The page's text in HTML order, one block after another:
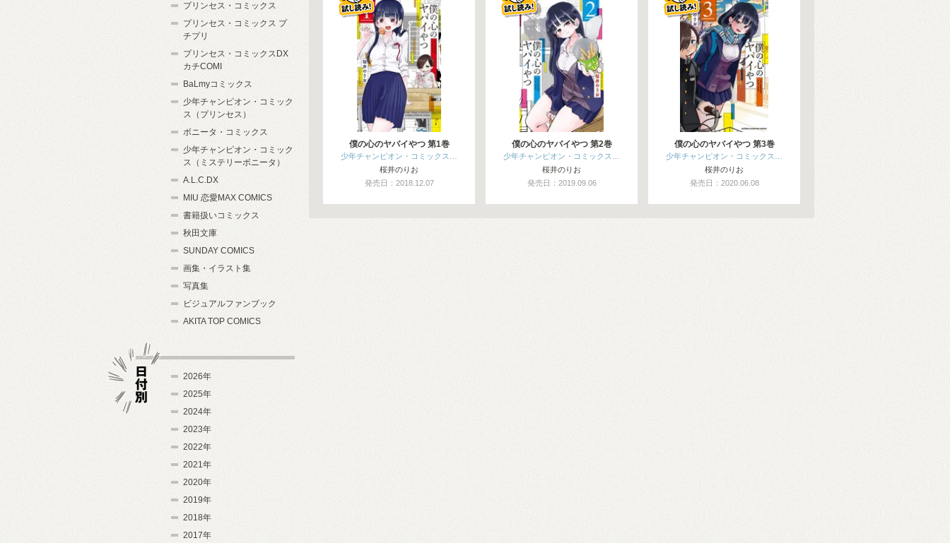
僕の心のヤバイやつ 第1巻
少年チャンピオン・コミックス…
桜井のりお
発売日：2018.12.07
僕の心のヤバイやつ 第2巻
少年チャンピオン・コミックス…
桜井のりお
発売日：2019.09.06
僕の心のヤバイやつ 第3巻
少年チャンピオン・コミックス…
桜井のりお
発売日：2020.06.08
プリンセス・コミックス
プリンセス・コミックス プ
チプリ
プリンセス・コミックスDX
カチCOMI
BaLmyコミックス
少年チャンピオン・コミック
ス（プリンセス）
ボニータ・コミックス
少年チャンピオン・コミック
ス（ミステリーボニータ）
A.L.C.DX
MIU 恋愛MAX COMICS
書籍扱いコミックス
秋田文庫
SUNDAY COMICS
画集・イラスト集
写真集
ビジュアルファンブック
AKITA TOP COMICS
2026年
2025年
2024年
2023年
2022年
2021年
2020年
2019年
2018年
2017年